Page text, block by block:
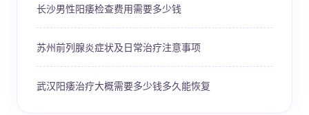
长沙男性阳痿检查费用需要多少钱
苏州前列腺炎症状及日常治疗注意事项
武汉阳痿治疗大概需要多少钱多久能恢复